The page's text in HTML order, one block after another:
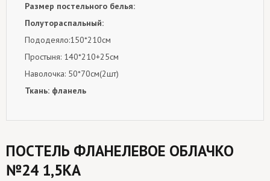
Размер постельного белья:
Полутораспальный:
Пододеяло:150*210см
Простыня: 140*210+25см
Наволочка: 50*70см(2шт)
Ткань: фланель
ПОСТЕЛЬ ФЛАНЕЛЕВОЕ ОБЛАЧКО
№24 1,5КА